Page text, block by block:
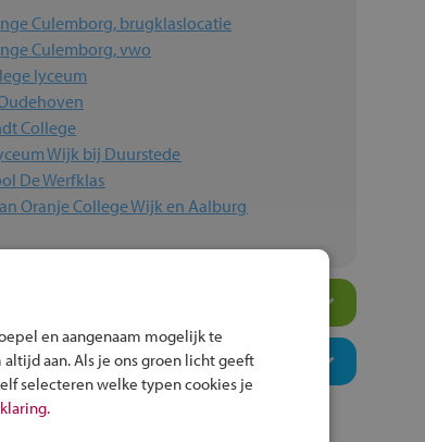
Culemborg, brugklaslocatie
Culemborg, vwo
lyceum
College
Wijk bij Duurstede
De Werfklas
Oranje College Wijk en Aalburg
en aangenaam mogelijk te
aan. Als je ons groen licht geeft
selecteren welke typen cookies je